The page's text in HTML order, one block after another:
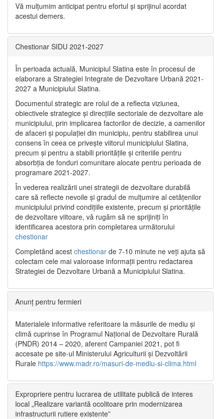
Vă mulţumim anticipat pentru efortul şi sprijinul acordat
acestui demers.
Chestionar SIDU 2021-2027
În perioada actuală, Municipiul Slatina este în procesul de
elaborare a Strategiei Integrate de Dezvoltare Urbană 2021‐
2027 a Municipiului Slatina.
Documentul strategic are rolul de a reflecta viziunea,
obiectivele strategice și direcțiile sectoriale de dezvoltare ale
municipiului, prin implicarea factorilor de decizie, a oamenilor
de afaceri și populației din municipiu, pentru stabilirea unui
consens în ceea ce privește viitorul municipiului Slatina,
precum și pentru a stabili prioritățile și criteriile pentru
absorbția de fonduri comunitare alocate pentru perioada de
programare 2021-2027.
În vederea realizării unei strategii de dezvoltare durabilă
care să reflecte nevoile și gradul de mulțumire al cetățenilor
municipiului privind condițiile existente, precum și prioritățile
de dezvoltare viitoare, vă rugăm să ne sprijiniți în
identificarea acestora prin completarea următorului
chestionar
Completând acest chestionar de 7-10 minute ne veți ajuta să
colectam cele mai valoroase informații pentru redactarea
Strategiei de Dezvoltare Urbană a Municipiului Slatina.
Anunț pentru fermieri
Materialele informative referitoare la măsurile de mediu și
climă cuprinse în Programul Național de Dezvoltare Rurală
(PNDR) 2014 – 2020, aferent Campaniei 2021, pot fi
accesate pe site-ul Ministerului Agriculturii și Dezvoltării
Rurale https://www.madr.ro/masuri-de-mediu-si-clima.html
Expropriere pentru lucrarea de utilitate publică de interes
local „Realizare variantă ocolitoare prin modernizarea
infrastructurii rutiere existente”